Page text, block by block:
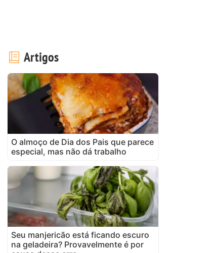
Artigos
O almoço de Dia dos Pais que parece
especial, mas não dá trabalho
Seu manjericão está ficando escuro
na geladeira? Provavelmente é por